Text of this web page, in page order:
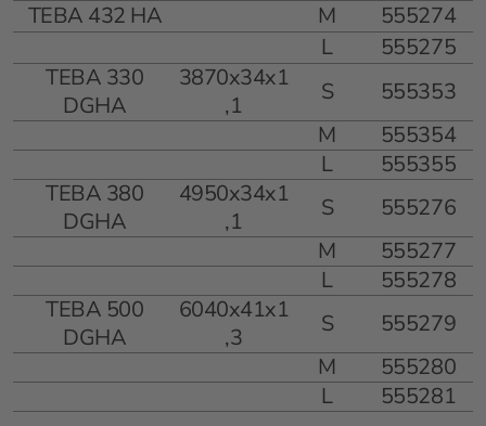
TEBA 432 HA
M
555274
L
555275
TEBA 330
DGHA
3870x34x1
,1
S
555353
M
555354
L
555355
TEBA 380
DGHA
4950x34x1
,1
S
555276
M
555277
L
555278
TEBA 500
DGHA
6040x41x1
,3
S
555279
M
555280
L
555281